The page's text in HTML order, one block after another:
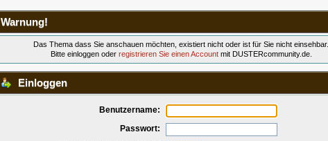
Warnung!
Das Thema dass Sie anschauen möchten, existiert nicht oder ist für Sie nicht einsehbar.
Bitte einloggen oder registrieren Sie einen Accountmit DUSTERcommunity.de.
Einloggen
Benutzername:
Passwort: